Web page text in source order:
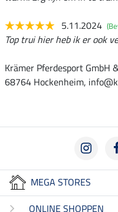
5.11.2024
Top trui hier heb ik er ook
Krämer Pferdesport GmbH
68764 Hockenheim,
MEGA STORES
ONLINE SHOPPEN